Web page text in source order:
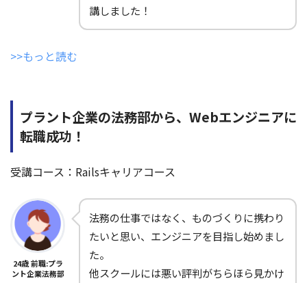
講しました！
>>もっと読む
プラント企業の法務部から、Webエンジニアに
転職成功！
受講コース：Railsキャリアコース
24歳 前職:プラ
ント企業法務部
法務の仕事ではなく、ものづくりに携わり
たいと思い、エンジニアを目指し始めまし
た。
他スクールには悪い評判がちらほら見かけ